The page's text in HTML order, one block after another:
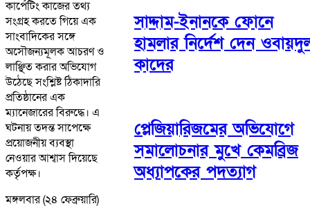
কার্পেটিং কাজের তথ্য
সংগ্রহ করতে গিয়ে এক
সাংবাদিকের সঙ্গে
অসৌজন্যমূলক আচরণ ও
লাঞ্ছিত করার অভিযোগ
উঠেছে সংশ্লিষ্ট ঠিকাদারি
প্রতিষ্ঠানের এক
ম্যানেজারের বিরুদ্ধে। এ
ঘটনায় তদন্ত সাপেক্ষে
প্রয়োজনীয় ব্যবস্থা
নেওয়ার আশ্বাস দিয়েছে
কর্তৃপক্ষ।
মঙ্গলবার (২৪ ফেব্রুয়ারি)
সাদ্দাম-ইনানকে ফোনে
হামলার নির্দেশ দেন
কাদের
প্লেজিয়ারিজমের অভিযোগে
সমালোচনার মুখে কেমব্রিজ
অধ্যাপকের পদত্যাগ